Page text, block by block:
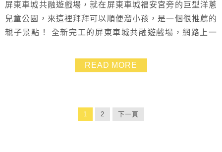
屏東車城共融遊戲場，就在屏東車城福安宮旁的巨型洋蔥
兒童公園，來這裡拜拜可以順便溜小孩，是一個很推薦的
親子景點！ 全新完工的屏東車城共融遊戲場，網路上一
施新穎又有趣，一旁就有美食街可以吃東西，厲害的屏東
車城共融遊戲場洋蔥公園連廁所都是冷氣開放~~有夠誇張
READ MORE
1 2 下一頁